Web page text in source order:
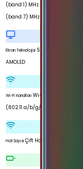
(band 1) MHz 2600
(band 7) MHz
Ekran Teknolojisi Super
AMOLED
Wi-Fi Kanalları Wi-Fi 5
(802.11 a/b/g/n/ac)
Hat Sayısı Çift Hat